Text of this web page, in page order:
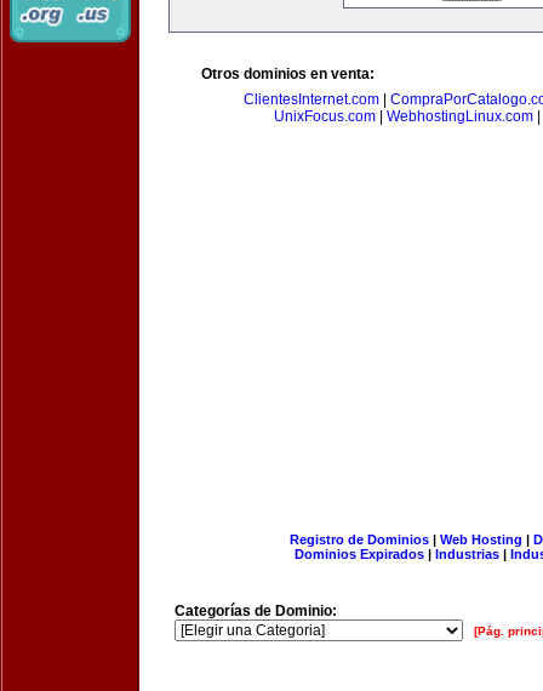
Otros dominios en venta:
ClientesInternet.com
UnixFocus.com| WebhostingLinux.com|
Registro de Dominios| Web Hosting |
Dominios Expirados | Industrias |
Categorías de Dominio:
[Pág.